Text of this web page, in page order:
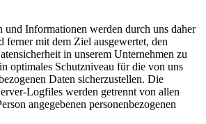
und Informationen werden durch uns daher
ferner mit dem Ziel ausgewertet, den
in unserem Unternehmen zu
optimales Schutzniveau für die von uns
Daten sicherzustellen. Die
Logfiles werden getrennt von allen
angegebenen personenbezogenen